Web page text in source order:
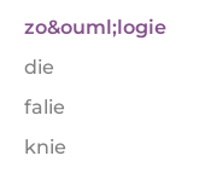
zo&ouml;logie
die
falie
knie